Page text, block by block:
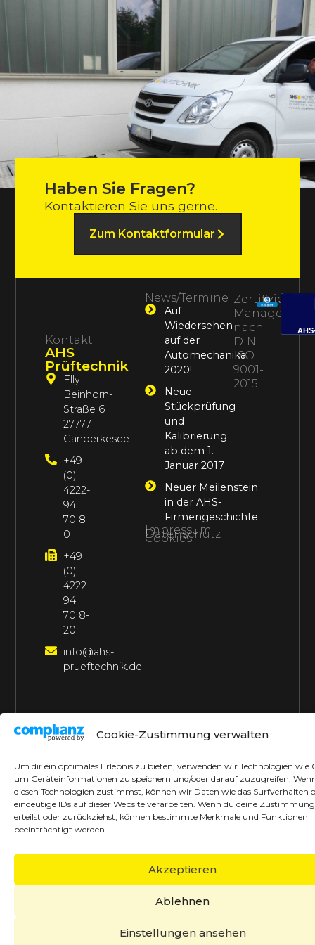
Cookie-Zustimmung verwalten
Um dir ein optimales Erlebnis zu bieten, verwenden wir Technologien wie
um Geräteinformationen zu speichern und/oder darauf zuzugreifen.
diesen Technologien zustimmst, können wir Daten wie das Surfverhalten
eindeutige IDs auf dieser Website verarbeiten. Wenn du deine
erteilst oder zurückziehst, können bestimmte Merkmale und Funktionen
beeinträchtigt werden.
Akzeptieren
Ablehnen
Einstellungen ansehen
Haben Sie Fragen?
Kontaktieren Sie uns gerne.
Zum Kontaktformular
News/Termine
Auf
Wiedersehen
auf der
Automechanika
2020!
Neue
Stückprüfung
und
Kalibrierung
ab dem 1.
Januar 2017
Neuer Meilenstein
in der AHS-
Firmengeschichte
Impressum
Datenschutz
Cookies
Kontakt
AHS
Prüftechnik
Elly-
Beinhorn-
Straße 6
27777
Ganderkesee
+49
(0)
4222-
94
70 8-
0
+49
(0)
4222-
94
70 8-
20
info@ahs-
prueftechnik.de
Zertifiziertes
nach
DIN
ISO
9001-
2015
©2026 AHS PrüftechnikAlle Rechte vorbehalten